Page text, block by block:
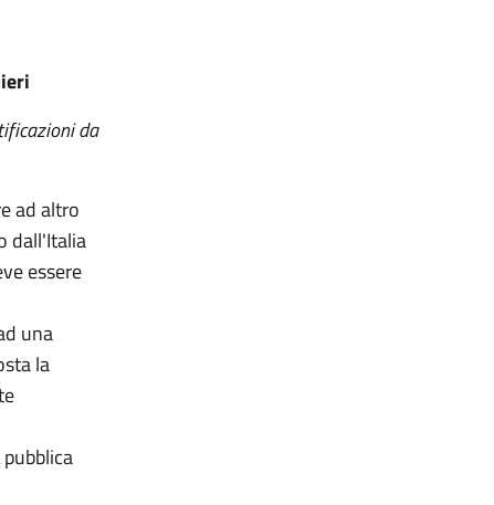
da
ad altro
dall'Italia
essere
una
la